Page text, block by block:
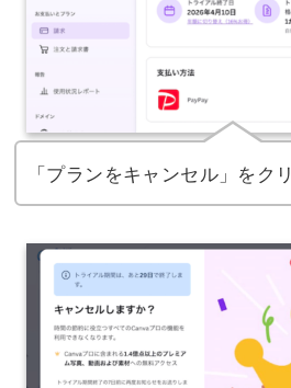
「プランをキャンセル」をク